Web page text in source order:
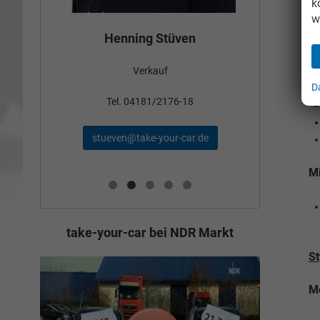
Henning Stüven
Verkauf
Tel. 04181/2176-18
stueven@take-your-car.de
take-your-car bei NDR Markt